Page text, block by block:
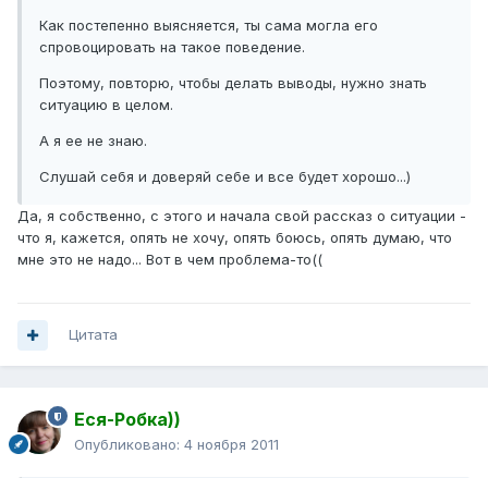
Как постепенно выясняется, ты сама могла его
спровоцировать на такое поведение.
Поэтому, повторю, чтобы делать выводы, нужно знать
ситуацию в целом.
А я ее не знаю.
Слушай себя и доверяй себе и все будет хорошо...)
Да, я собственно, с этого и начала свой рассказ о ситуации -
что я, кажется, опять не хочу, опять боюсь, опять думаю, что
мне это не надо... Вот в чем проблема-то((
Цитата
Еся-Робка))
Опубликовано: 4 ноября 2011